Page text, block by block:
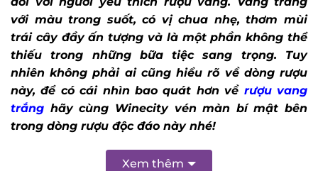
với màu trong suốt, có vị chua nhẹ, thơm mùi
trái cây đầy ấn tượng và là một phần không thể
thiếu trong những bữa tiệc sang trọng. Tuy
nhiên không phải ai cũng hiểu rõ về dòng rượu
này, để có cái nhìn bao quát hơn về rượu vang
trắng hãy cùng Winecity vén màn bí mật bên
trong dòng rượu độc đáo này nhé!
Xem thêm